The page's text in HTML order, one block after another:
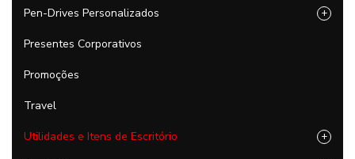
Pen-Drives Personalizados +
Presentes Corporativos
Promoções
Travel
Utilidades e Itens de Escritório +